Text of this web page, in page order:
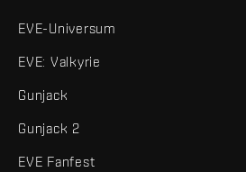
EVE-Universum
EVE: Valkyrie
Gunjack
Gunjack 2
EVE Fanfest